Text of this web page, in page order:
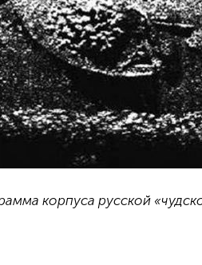
корпуса русской